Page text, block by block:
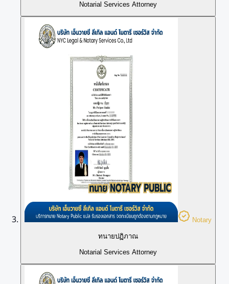
Notarial Services Attorney
Notary
ทนายปฏิภาณ
Notarial Services Attorney